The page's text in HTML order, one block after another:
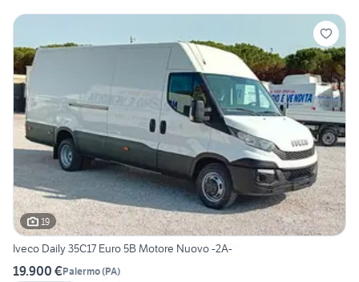
19
Iveco Daily 35C17 Euro 5B Motore Nuovo -2A-
19.900 €Palermo(PA)